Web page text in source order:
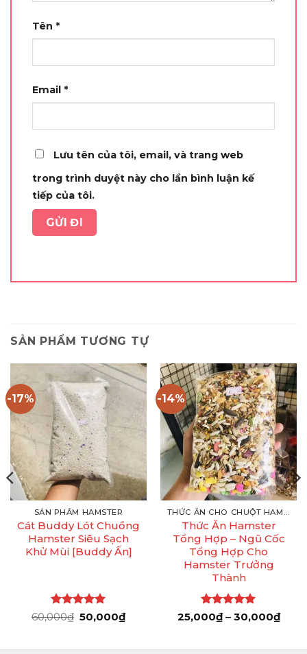
Tên *
Email *
Lưu tên của tôi, email, và trang web
trong trình duyệt này cho lần bình luận kế
tiếp của tôi.
SẢN PHẨM TƯƠNG TỰ
-17%
SẢN PHẨM HAMSTER
Cát Buddy Lót Chuồng
Hamster Siêu Sạch
Khử Mùi [Buddy Ấn]
Được xếp
60,000₫ Giá
gốc
60,000₫.
50,000₫Giá
hiện
là:
-14%
THỨC ĂN CHO CHUỘT HAMSTER
Thức Ăn Hamster
Tổng Hợp – Ngũ Cốc
Tổng Hợp Cho
Hamster Trưởng
Thành
Được xếp
25,000₫ – 30,000₫
giá: